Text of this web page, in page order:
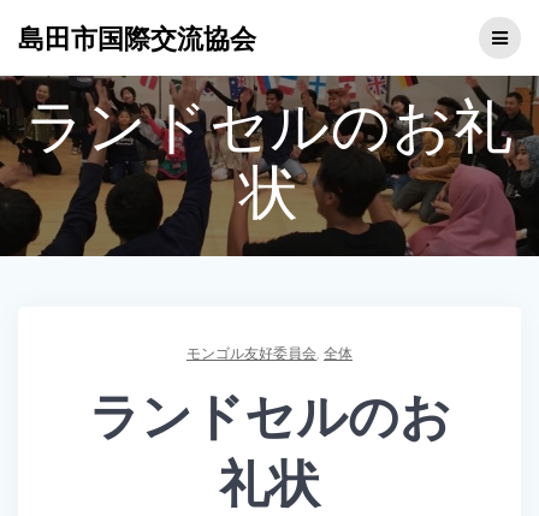
ン
ツ
へ
ス
キ
ッ
プ
島田市国際交流協会
ランドセルのお礼
状
モンゴル友好委員会, 全体
ランドセルのお
礼状